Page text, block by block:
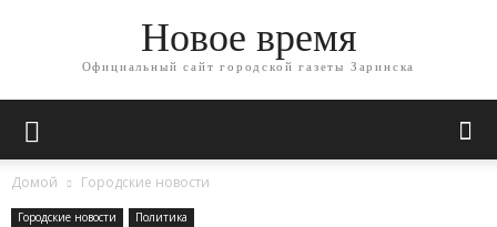
Новое время
Официальный сайт городской газеты Заринска
Домой Городские новости
Городские новости Политика